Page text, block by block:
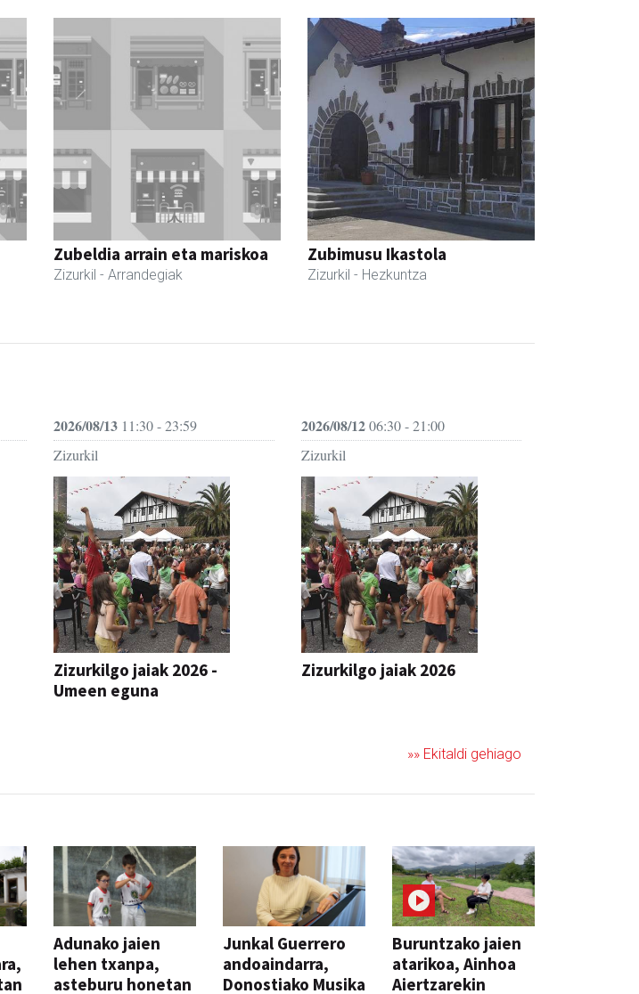
Zubeldia arrain eta mariskoa
Zizurkil - Arrandegiak
Zubimusu Ikastola
Zizurkil - Hezkuntza
2026/08/13 11:30 - 23:59
Zizurkil
Zizurkilgo jaiak 2026 -
Umeen eguna
2026/08/1206:30 - 21:00
Zizurkil
Zizurkilgo jaiak 2026
»» Ekitaldi gehiago
Adunako jaien
lehen txanpa,
asteburu honetan
Junkal Guerrero
andoaindarra,
Donostiako Musika
Buruntzako jaien
atarikoa, Ainhoa
Aiertzarekin